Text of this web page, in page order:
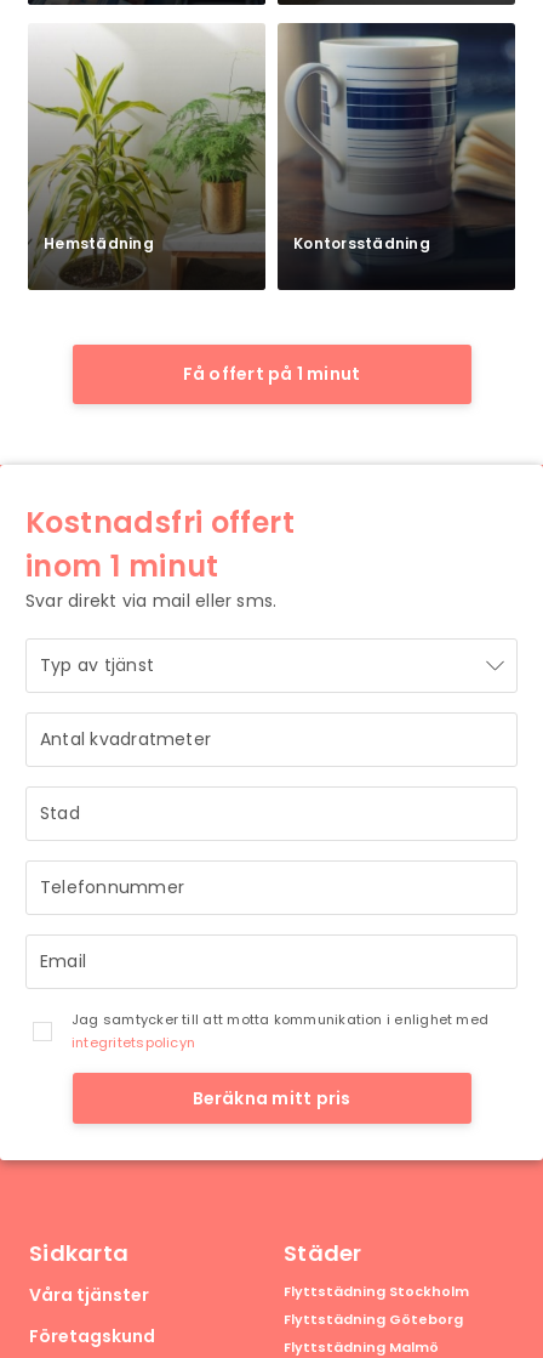
Hemstädning Kontorsstädning
Få offert på 1 minut
STRÅLANDE!
Ditt meddelande är mottaget och vi återkommer till dig
så snart vi har möjlighet.
Kostnadsfri offert
inom 1 minut
Svar direkt via mail eller sms.
Jag samtycker till att motta kommunikation i enlighet med
integritetspolicyn
Beräkna mitt pris
Sidkarta
Våra tjänster
Företagskund
Städer
Flyttstädning Stockholm
Flyttstädning Göteborg
Flyttstädning Malmö